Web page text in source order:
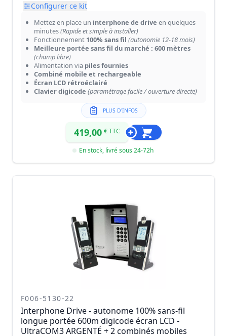
Configurer ce kit
Mettez en place un interphone de drive en quelques
minutes(Rapide et simple à installer)
Fonctionnement 100% sans fil (autonomie 12-18 mois)
Meilleure portée sans fil du marché : 600 mètres
(champ libre)
Alimentation via piles fournies
Combiné mobile et rechargeable
Écran LCD rétroéclairé
Clavier digicode (paramétrage facile / ouverture directe)
PLUS D'INFOS
419,00 € TTC
En stock, livré sous 24-72h
F006-5130-22
Interphone Drive - autonome 100% sans-fil
longue portée 600m digicode écran LCD -
UltraCOM3 ARGENTÉ + 2 combinés mobiles